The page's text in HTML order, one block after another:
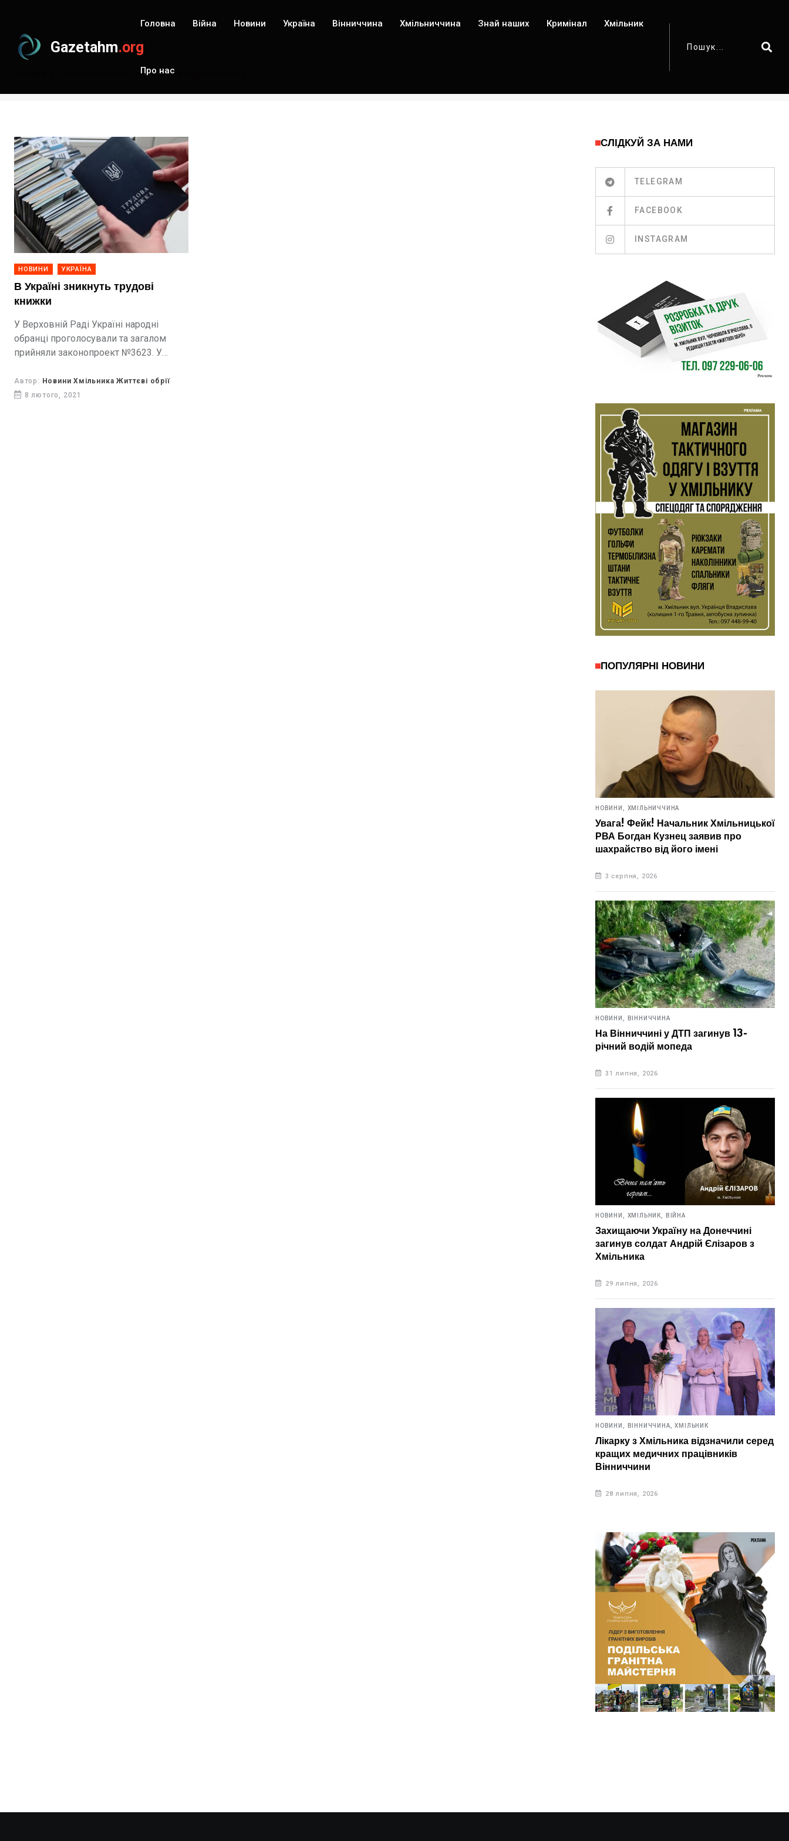
Gazetahm.org
Головна Війна Новини Україна Вінниччина Хмільниччина Знай наших Кримінал Хмільник
Про нас
Результати пошуку по запиту: #трудова книжка
НОВИНИ УКРАЇНА
В Україні зникнуть трудові
книжки
У Верховній Раді Україні народні
обранці проголосували та загалом
прийняли законопроект №3623. У
діяльності, який відтепер перейде на
цифрові рейки.
Автор: Новини Хмільника Життєві обрії
8 лютого, 2021
СЛІДКУЙ ЗА НАМИ
TELEGRAM
FACEBOOK
INSTAGRAM
ПОПУЛЯРНІ НОВИНИ
НОВИНИ, ХМІЛЬНИЧЧИНА
Увага! Фейк! Начальник Хмільницької
РВА Богдан Кузнец заявив про
шахрайство від його імені
3 серпня, 2026
НОВИНИ, ВІННИЧЧИНА
На Вінниччині у ДТП загинув 13-
річний водій мопеда
31 липня, 2026
НОВИНИ, ХМІЛЬНИК, ВІЙНА
Захищаючи Україну на Донеччині
загинув солдат Андрій Єлізаров з
Хмільника
29 липня, 2026
НОВИНИ, ВІННИЧЧИНА, ХМІЛЬНИК
Лікарку з Хмільника відзначили серед
кращих медичних працівників
Вінниччини
28 липня, 2026